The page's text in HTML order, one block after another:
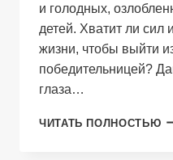
и голодных,
детей. Хватит ли сил
жизни, чтобы выйти
победительницей?
глаза…
ЧИТАТЬ ПОЛНОСТЬЮ